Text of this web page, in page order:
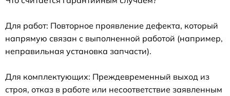
Для работ: Повторное проявление дефекта, который
напрямую связан с выполненной работой (например,
неправильная установка запчасти).
Для комплектующих: Преждевременный выход из
строя, отказ в работе или несоответствие заявленным